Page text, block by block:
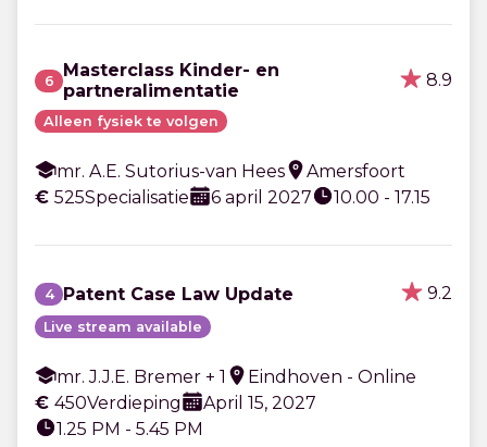
6
Masterclass Kinder- en
partneralimentatie
8.9
Alleen fysiek te volgen
mr. A.E. Sutorius-van Hees
Amersfoort
€ 525Specialisatie 6 april 2027 10.00 - 17.15
4 Patent Case Law Update 9.2
Live stream available
mr. J.J.E. Bremer + 1
Eindhoven - Online
€ 450Verdieping
April 15, 2027
1.25 PM - 5.45 PM